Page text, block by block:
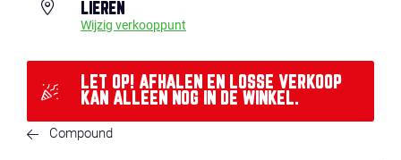
LIEREN
Wijzig verkooppunt
LET OP! AFHALEN EN LOSSE VERKOOP
KAN ALLEEN NOG IN DE WINKEL.
Compound